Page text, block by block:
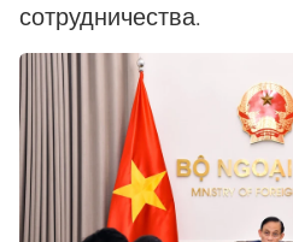
сотрудничества.